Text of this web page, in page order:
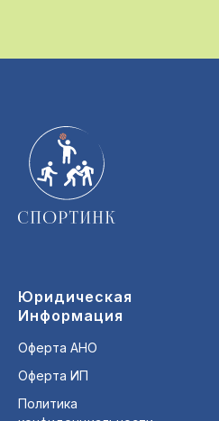
Юридическая
Информация
Оферта АНО
Оферта ИП
Политика